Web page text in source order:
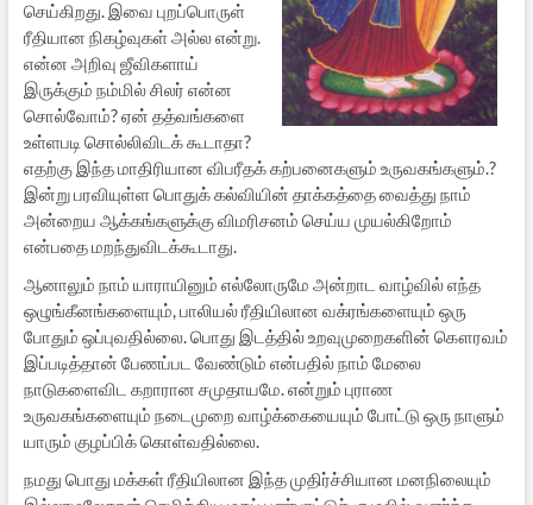
செய்கிறது. இவை புறப்பொருள்
ரீதியான நிகழ்வுகள் அல்ல என்று.
என்ன அறிவு ஜீவிகளாய்
இருக்கும் நம்மில் சிலர் என்ன
சொல்வோம்? ஏன் தத்வங்களை
உள்ளபடி சொல்லிவிடக் கூடாதா?
எதற்கு இந்த மாதிரியான விபரீதக் கற்பனைகளும் உருவகங்களும்.?
இன்று பரவியுள்ள பொதுக் கல்வியின் தாக்கத்தை வைத்து நாம்
அன்றைய ஆக்கங்களுக்கு விமரிசனம் செய்ய முயல்கிறோம்
என்பதை மறந்துவிடக்கூடாது.
ஆனாலும் நாம் யாராயினும் எல்லோருமே அன்றாட வாழ்வில் எந்த
ஒழுங்கீனங்களையும், பாலியல் ரீதியிலான வக்ரங்களையும் ஒரு
போதும் ஒப்புவதில்லை. பொது இடத்தில் உறவுமுறைகளின் கௌரவம்
இப்படித்தான் பேணப்பட வேண்டும் என்பதில் நாம் மேலை
நாடுகளைவிட கறாரான சமுதாயமே. என்றும் புராண
உருவகங்களையும் நடைமுறை வாழ்க்கையையும் போட்டு ஒரு நாளும்
யாரும் குழப்பிக் கொள்வதில்லை.
நமது பொது மக்கள் ரீதியிலான இந்த முதிர்ச்சியான மனநிலையும்